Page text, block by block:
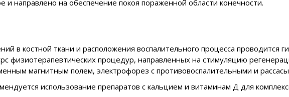
направлено на обеспечение покоя пораженной области конечности.
в костной ткани и расположения воспалительного процесса проводится
физиотерапевтических процедур, направленных на стимуляцию
магнитным полем, электрофорез с противовоспалительными и
использование препаратов с кальцием и витаминам Д для